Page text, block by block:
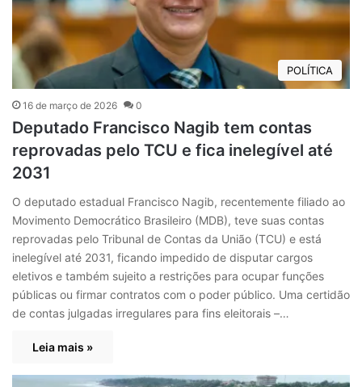
POLÍTICA
16 de março de 2026 0
Deputado Francisco Nagib tem contas
reprovadas pelo TCU e fica inelegível até
2031
O deputado estadual Francisco Nagib, recentemente filiado ao
Movimento Democrático Brasileiro (MDB), teve suas contas
reprovadas pelo Tribunal de Contas da União (TCU) e está
inelegível até 2031, ficando impedido de disputar cargos
eletivos e também sujeito a restrições para ocupar funções
públicas ou firmar contratos com o poder público. Uma certidão
de contas julgadas irregulares para fins eleitorais –…
Leia mais »